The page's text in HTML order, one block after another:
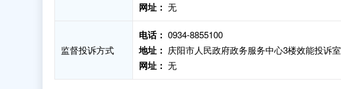
网址： 无
监督投诉方式
电话： 0934-8855100
地址： 庆阳市人民政府政务服务中心3楼效能投诉室
网址： 无